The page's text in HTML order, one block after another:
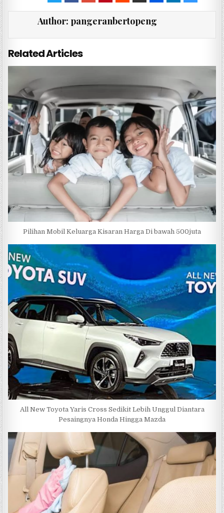
e
o
o
k
te
r
s
A
p
p
e
Author: pangeranbertopeng
Related Articles
Pilihan Mobil Keluarga Kisaran Harga Di bawah 500juta
All New Toyota Yaris Cross Sedikit Lebih Unggul Diantara
Pesaingnya Honda Hingga Mazda